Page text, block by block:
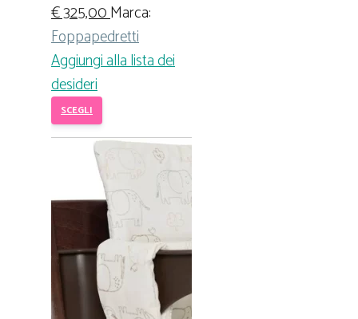
€325,00Marca:
Foppapedretti
Aggiungi alla lista dei
desideri
SCEGLI